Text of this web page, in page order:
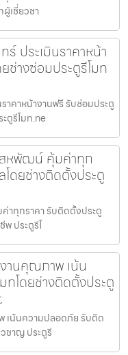
เชี่ยวชา
ร์ ประเมินราคาหน้า
ช่างซ่อมประตูรีโมท
าคาหน้างานฟรี รับซ่อมประตู
ตูรีโมท.ne
สหพัฒน์ คุ้มค่าทุก
โดยช่างติดตั้งประตู
าทุกราคา รับติดตั้งประตู
พ ประตูรีโ
านคุณภาพ เน้น
โดยช่างติดตั้งประตู
เน้นความปลอดภัย รับติด
ชาญ ประตูรี